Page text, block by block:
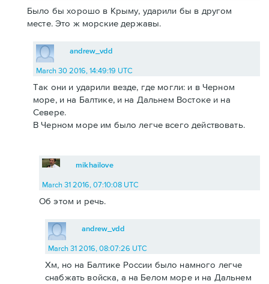
Было бы хорошо в Крыму, ударили бы в другом
месте. Это ж морские державы.
andrew_vdd
March 30 2016, 14:49:19 UTC
Так они и ударили везде, где могли: и в Черном
море, и на Балтике, и на Дальнем Востоке и на
Севере.
В Черном море им было легче всего действовать.
mikhailove
March 31 2016, 07:10:08 UTC
Об этом и речь.
andrew_vdd
March 31 2016, 08:07:26 UTC
Хм, но на Балтике России было намного легче
снабжать войска, а на Белом море и на Дальнем